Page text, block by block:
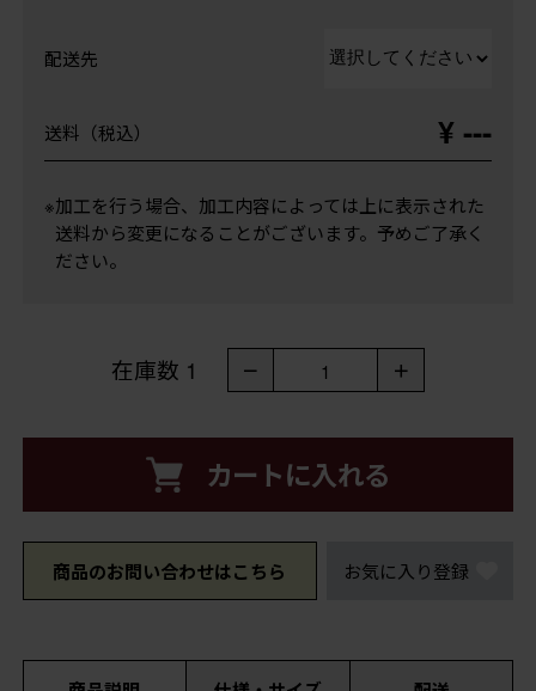
配送先
送料（税込） ¥ ---
※加工を行う場合、加工内容によっては上に表示された
送料から変更になることがございます。予めご了承く
ださい。
在庫数 1 － 1 ＋
カートに入れる
商品のお問い合わせはこちら お気に入り登録